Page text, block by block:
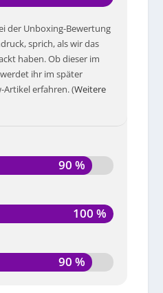
der Unboxing-Bewertung
sprich, als wir das
haben. Ob dieser im
ihr im später
erfahren. (Weitere
90 %
100 %
90 %